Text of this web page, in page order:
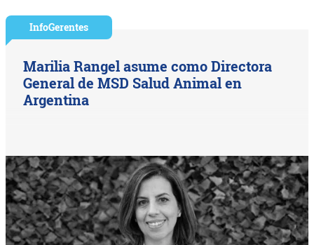
InfoGerentes
Marilia Rangel asume como Directora
General de MSD Salud Animal en
Argentina